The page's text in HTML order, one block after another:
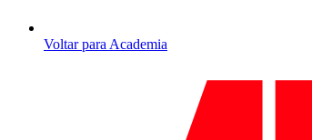
Voltar para Academia